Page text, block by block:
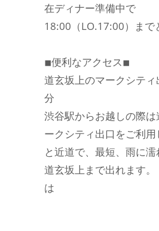
在ディナー準備中で
18:00（LO.17:00）まで
◾︎便利なアクセス◾︎
道玄坂上のマークシテ
分
渋谷駅からお越しの際
ークシティ出口をご利
と近道で、最短、雨に濡
道玄坂上まで出れます。
は